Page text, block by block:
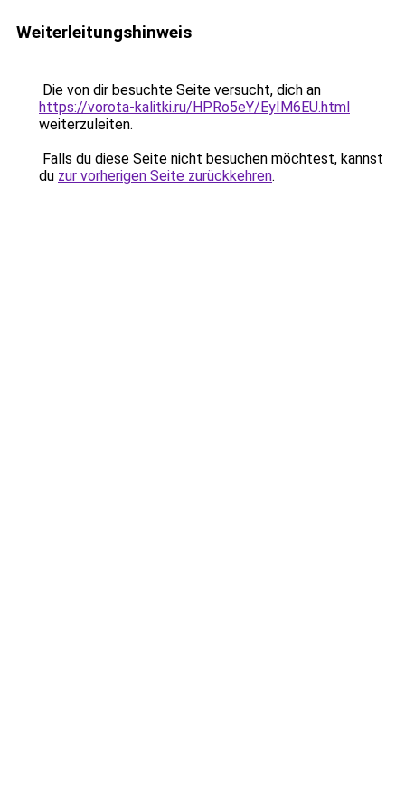
Weiterleitungshinweis
Die von dir besuchte Seite versucht, dich an
https://vorota-kalitki.ru/HPRo5eY/EyIM6EU.html
weiterzuleiten.
Falls du diese Seite nicht besuchen möchtest, kannst
du zur vorherigen Seite zurückkehren.